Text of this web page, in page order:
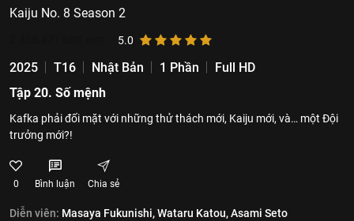
Kaiju No. 8 Season 2
5.0
2025 T16 Nhật Bản 1 Phần
Full HD
Tập 20. Số mệnh
Kafka phải đối mặt với những thử thách mới, Kaiju mới, và… một Đội
trưởng mới?!
0 Bình luận Chia sẻ
Diễn viên: Masaya Fukunishi,Wataru Katou,Asami Seto